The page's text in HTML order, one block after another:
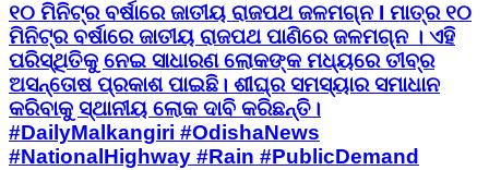
୧୦ ମିନିଟ୍‌ର ବର୍ଷାରେ ଜାତୀୟ ରାଜପଥ ଜଳମଗ୍ନ I ମାତ୍ର ୧୦
ମିନିଟ୍‌ର ବର୍ଷାରେ ଜାତୀୟ ରାଜପଥ ପାଣିରେ ଜଳମଗ୍ନ । ଏହି
ପରିସ୍ଥିତିକୁ ନେଇ ସାଧାରଣ ଲୋକଙ୍କ ମଧ୍ୟରେ ତୀବ୍ର
ଅସନ୍ତୋଷ ପ୍ରକାଶ ପାଇଛି। ଶୀଘ୍ର ସମସ୍ୟାର ସମାଧାନ
କରିବାକୁ ସ୍ଥାନୀୟ ଲୋକ ଦାବି କରିଛନ୍ତି।
#DailyMalkangiri #OdishaNews
#NationalHighway #Rain #PublicDemand